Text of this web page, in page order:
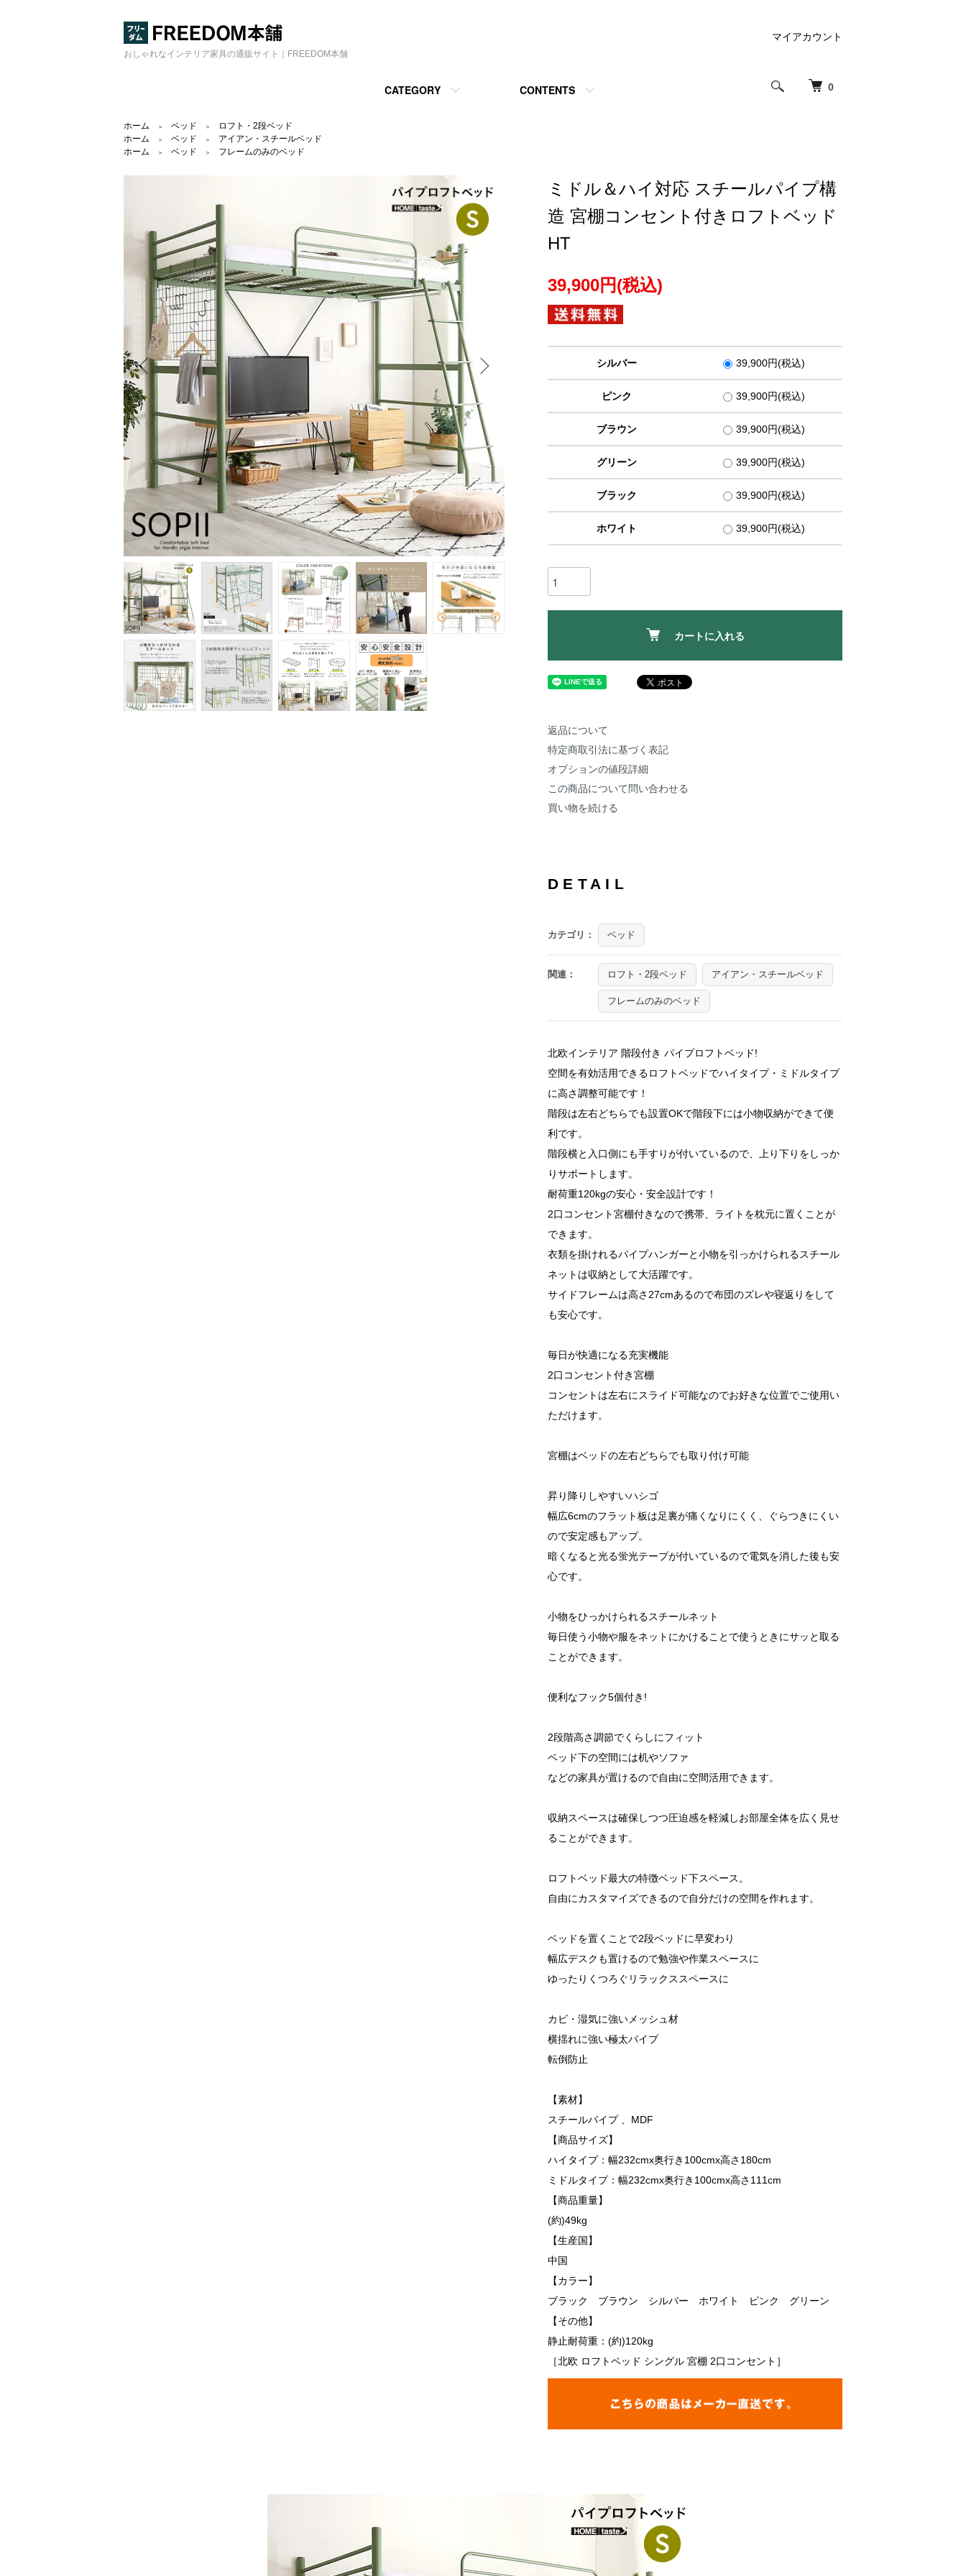
おしゃれなインテリア家具の通販サイト｜FREEDOM本舗
0
CATEGORY CONTENTS
マイアカウント
ホーム ＞ ベッド ＞
ロフト・2段ベッド
ホーム
＞ ベッド ＞
アイアン・スチールベッド
ホーム
＞ ベッド ＞ フレームのみのベッド
ミドル＆ハイ対応 スチールパイプ構
造 宮棚コンセント付きロフトベッド
HT
39,900円(税込)
シルバー 39,900円(税込)
ピンク 39,900円(税込)
ブラウン 39,900円(税込)
グリーン 39,900円(税込)
ブラック 39,900円(税込)
ホワイト 39,900円(税込)
カートに入れる
返品について
特定商取引法に基づく表記
オプションの値段詳細
この商品について問い合わせる
買い物を続ける
DETAIL
カテゴリ： ベッド
関連： ロフト・2段ベッド アイアン・スチールベッド
フレームのみのベッド
北欧インテリア 階段付き パイプロフトベッド!
空間を有効活用できるロフトベッドでハイタイプ・ミドルタイプ
に高さ調整可能です！
階段は左右どちらでも設置OKで階段下には小物収納ができて便
利です。
階段横と入口側にも手すりが付いているので、上り下りをしっか
りサポートします。
耐荷重120kgの安心・安全設計です！
2口コンセント宮棚付きなので携帯、ライトを枕元に置くことが
できます。
衣類を掛けれるパイプハンガーと小物を引っかけられるスチール
ネットは収納として大活躍です。
サイドフレームは高さ27cmあるので布団のズレや寝返りをして
も安心です。
毎日が快適になる充実機能
2口コンセント付き宮棚
コンセントは左右にスライド可能なのでお好きな位置でご使用い
ただけます。
宮棚はベッドの左右どちらでも取り付け可能
昇り降りしやすいハシゴ
幅広6cmのフラット板は足裏が痛くなりにくく、ぐらつきにくい
ので安定感もアップ。
暗くなると光る蛍光テープが付いているので電気を消した後も安
心です。
小物をひっかけられるスチールネット
毎日使う小物や服をネットにかけることで使うときにサッと取る
ことができます。
便利なフック5個付き!
2段階高さ調節でくらしにフィット
ベッド下の空間には机やソファ
などの家具が置けるので自由に空間活用できます。
収納スペースは確保しつつ圧迫感を軽減しお部屋全体を広く見せ
ることができます。
ロフトベッド最大の特徴ベッド下スペース。
自由にカスタマイズできるので自分だけの空間を作れます。
ベッドを置くことで2段ベッドに早変わり
幅広デスクも置けるので勉強や作業スペースに
ゆったりくつろぐリラックススペースに
カビ・湿気に強いメッシュ材
横揺れに強い極太パイプ
転倒防止
【素材】
スチールパイプ 、MDF
【商品サイズ】
ハイタイプ：幅232cmx奥行き100cmx高さ180cm
ミドルタイプ：幅232cmx奥行き100cmx高さ111cm
【商品重量】
(約)49kg
【生産国】
中国
【カラー】
ブラック ブラウン シルバー ホワイト ピンク グリーン
【その他】
静止耐荷重：(約)120kg
［北欧 ロフトベッド シングル 宮棚 2口コンセント］